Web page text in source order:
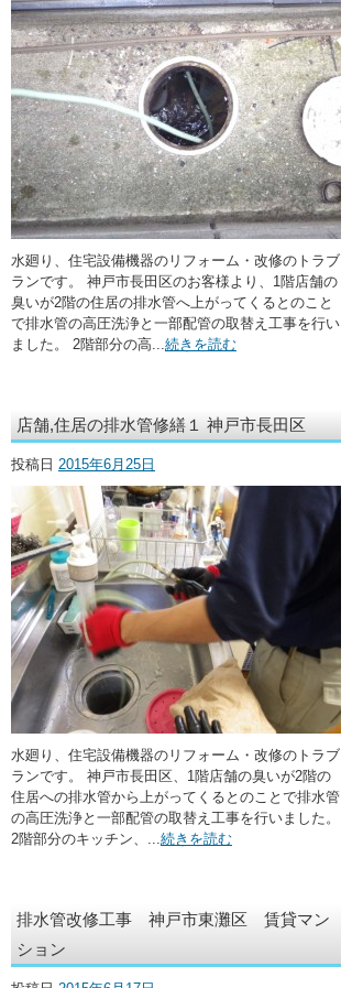
水廻り、住宅設備機器のリフォーム・改修のトラブ
ランです。 神戸市長田区のお客様より、1階店舗の
臭いが2階の住居の排水管へ上がってくるとのこと
で排水管の高圧洗浄と一部配管の取替え工事を行い
ました。 2階部分の高... 続きを読む
店舗,住居の排水管修繕１ 神戸市長田区
投稿日 2015年6月25日
水廻り、住宅設備機器のリフォーム・改修のトラブ
ランです。 神戸市長田区、1階店舗の臭いが2階の
住居への排水管から上がってくるとのことで排水管
の高圧洗浄と一部配管の取替え工事を行いました。
2階部分のキッチン、... 続きを読む
排水管改修工事 神戸市東灘区 賃貸マン
ション